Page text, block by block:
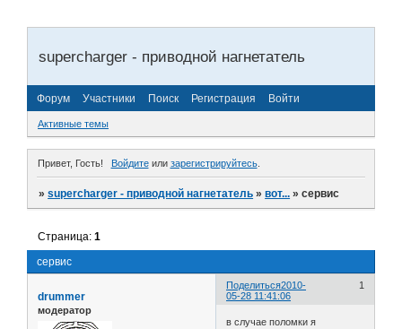
supercharger - приводной нагнетатель
Форум Участники Поиск Регистрация Войти
Активные темы
Привет, Гость! Войдитеили зарегистрируйтесь.
»supercharger - приводной нагнетатель »вот... »сервис
сервис
Страница:1
Поделиться 1
2010-
05-28 11:41:06
drummer
модератор
в случае поломки я